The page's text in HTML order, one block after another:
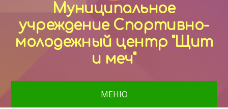
Муниципальное
учреждение Спортивно-
молодежный центр "Щит
и меч"
МЕНЮ